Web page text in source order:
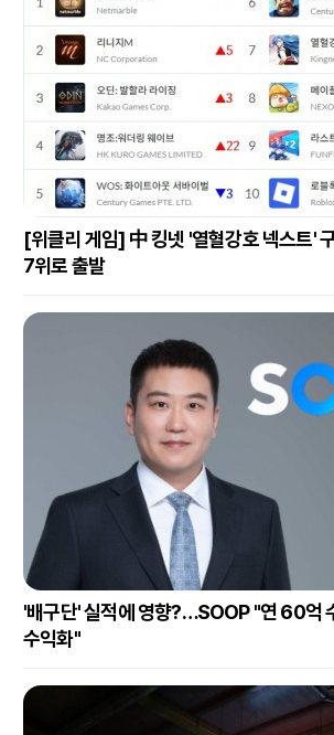
[위클리 게임] 中 킹넷 '열혈강호 넥스트'
7위로 출발
'배구단' 실적에 영향?…SOOP "연 60억
수익화"